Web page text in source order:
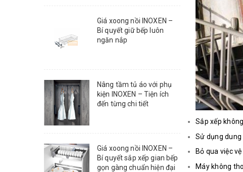
Sắp xếp
Sử dụng dung
Bỏ qua việc
Máy không
Giá xoong nồi INOXEN –
Bí quyết giữ bếp luôn
ngăn nắp
Nâng tầm tủ áo với phụ
kiện INOXEN – Tiện ích
đến từng chi tiết
Giá xoong nồi INOXEN –
Bí quyết sắp xếp gian bếp
gọn gàng chuẩn hiện đại